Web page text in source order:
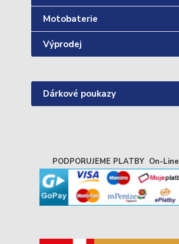
Motobaterie
Výprodej
Dárkové poukazy
PODPORUJEME PLATBY On-Line